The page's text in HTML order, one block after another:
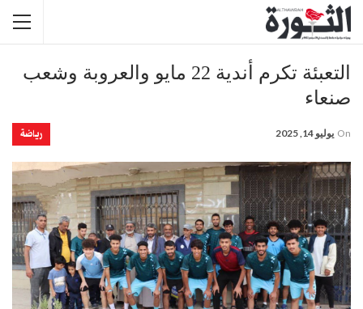
التعبئة تكرم أندية 22 مايو والعروبة وشعب
صنعاء
رياضة On يوليو 14, 2025